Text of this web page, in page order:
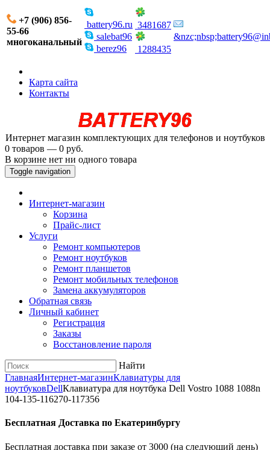
+7 (906) 856-
55-66
многоканальный
battery96.ru
salebat96
berez96
3481687
1288435
Карта сайта
Контакты
Интернет магазин комплектующих для телефонов и ноутбуков
0 товаров — 0 руб.
В корзине нет ни одного товара
Toggle navigation
Интернет-магазин
Корзина
Прайс-лист
Услуги
Ремонт компьютеров
Ремонт ноутбуков
Ремонт планшетов
Ремонт мобильных телефонов
Замена аккумуляторов
Обратная связь
Личный кабинет
Регистрация
Заказы
Восстановление пароля
Найти
ГлавнаяИнтернет-магазинКлавиатуры для
ноутбуковDellКлавиатура для ноутбука Dell Vostro 1088 1088n
104-135-116270-117356
Бесплатная Доставка по Екатеринбургу
Бесплатная доставка при заказе от 3000 (на следующий день)